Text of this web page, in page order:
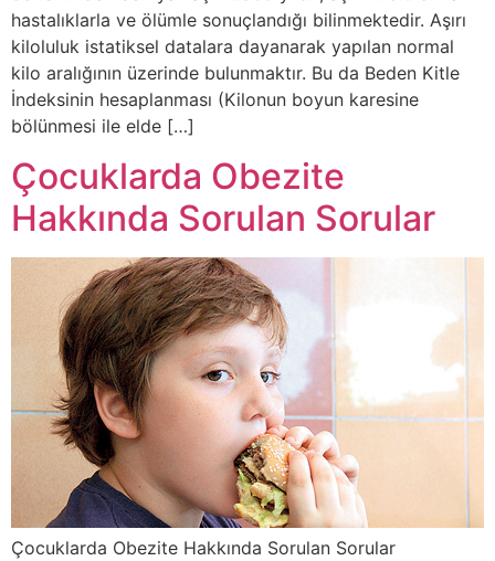
hastalıklarla ve ölümle sonuçlandığı bilinmektedir. Aşırı
kiloluluk istatiksel datalara dayanarak yapılan normal
kilo aralığının üzerinde bulunmaktır. Bu da Beden Kitle
İndeksinin hesaplanması (Kilonun boyun karesine
bölünmesi ile elde […]
Çocuklarda Obezite
Hakkında Sorulan Sorular
Çocuklarda Obezite Hakkında Sorulan Sorular